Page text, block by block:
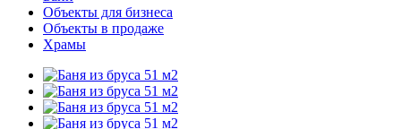
Объекты для бизнеса
Объекты в продаже
Храмы